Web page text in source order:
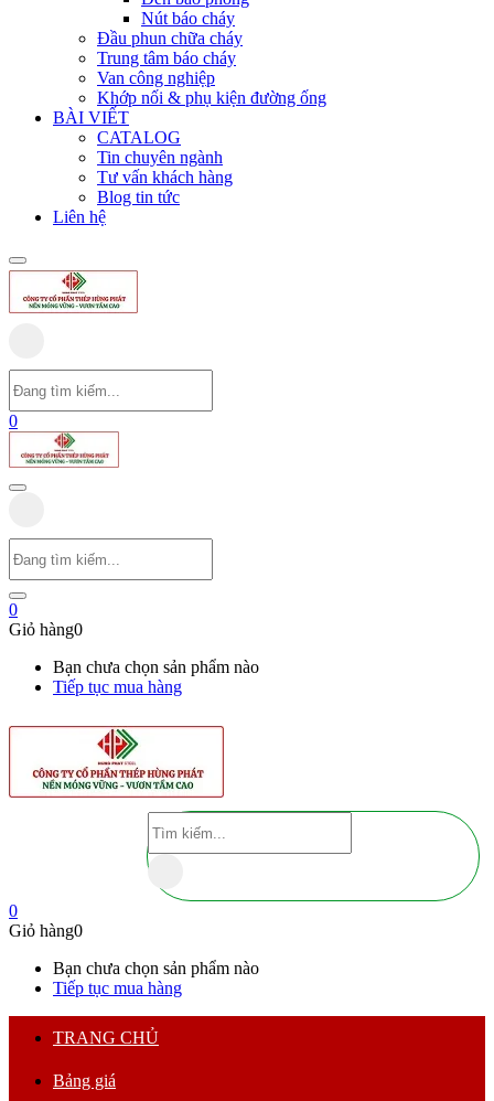
Nút báo cháy
Đầu phun chữa cháy
Trung tâm báo cháy
Van công nghiệp
Khớp nối & phụ kiện đường ống
BÀI VIẾT
CATALOG
Tin chuyên ngành
Tư vấn khách hàng
Blog tin tức
Liên hệ
0
0
Giỏ hàng0
Bạn chưa chọn sản phẩm nào
Tiếp tục mua hàng
0
Giỏ hàng0
Bạn chưa chọn sản phẩm nào
Tiếp tục mua hàng
TRANG CHỦ
Bảng giá